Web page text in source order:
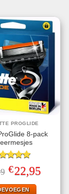
PROGLIDE
8-pack
uit 5
Oorspronkelijke
prijs
was:
€49,99.
€22,95prijs